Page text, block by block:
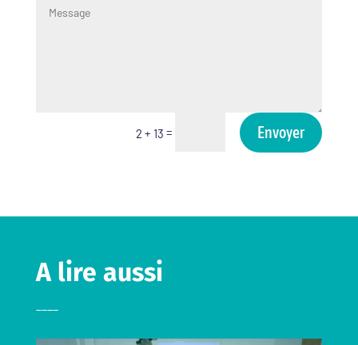
2 + 13 = Envoyer
A lire aussi